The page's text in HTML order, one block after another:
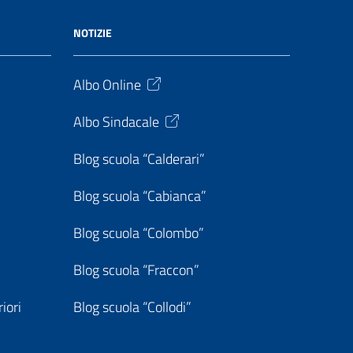
NOTIZIE
Albo Online
Albo Sindacale
Blog scuola “Calderari”
Blog scuola “Cabianca”
Blog scuola “Colombo”
Blog scuola “Fraccon”
Blog scuola “Collodi”